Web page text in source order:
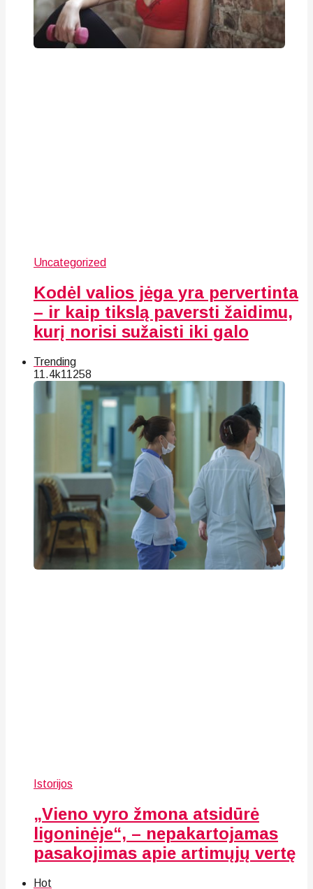
Uncategorized
Kodėl valios jėga yra pervertinta
– ir kaip tikslą paversti žaidimu,
kurį norisi sužaisti iki galo
Trending
11.4k11258
Istorijos
„Vieno vyro žmona atsidūrė
ligoninėje“, – nepakartojamas
pasakojimas apie artimųjų vertę
Hot